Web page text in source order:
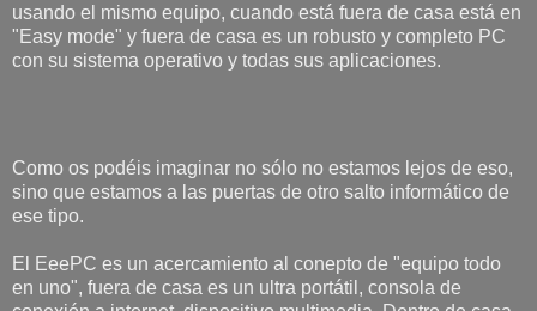
usando el mismo equipo, cuando está fuera de casa está en
"Easy mode" y fuera de casa es un robusto y completo PC
con su sistema operativo y todas sus aplicaciones.
Como os podéis imaginar no sólo no estamos lejos de eso,
sino que estamos a las puertas de otro salto informático de
ese tipo.
El EeePC es un acercamiento al conepto de "equipo todo
en uno", fuera de casa es un ultra portátil, consola de